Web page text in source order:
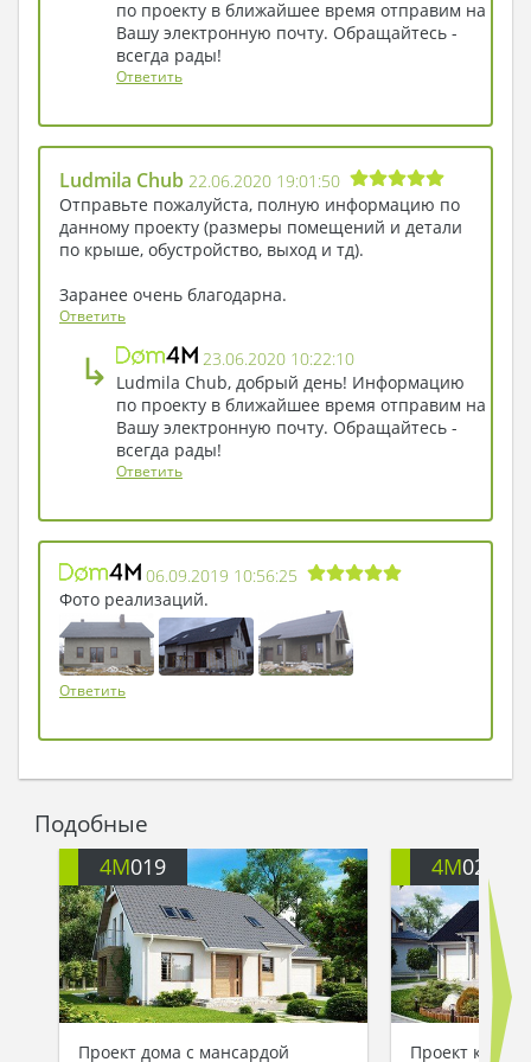
месте и ценил его больше всех подарков.
по проекту в ближайшее время отправим на
Вашу электронную почту. Обращайтесь -
всегда рады!
Ответить
Ludmila Chub 22.06.2020 19:01:50
Отправьте пожалуйста, полную информацию по
данному проекту (размеры помещений и детали
по крыше, обустройство, выход и тд).
Заранее очень благодарна.
Ответить
↳
23.06.2020 10:22:10
Ludmila Chub, добрый день! Информацию
по проекту в ближайшее время отправим на
Вашу электронную почту. Обращайтесь -
всегда рады!
Ответить
06.09.2019 10:56:25
Фото реализаций.
Ответить
Подобные
4M019
Проект дома с мансардой
4M026
Проект